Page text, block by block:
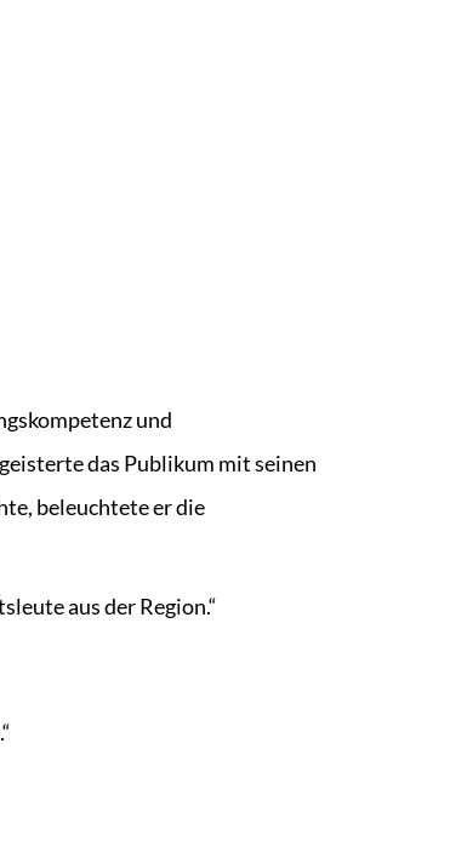
und
das Publikum mit seinen
beleuchtete er die
aus der Region.“